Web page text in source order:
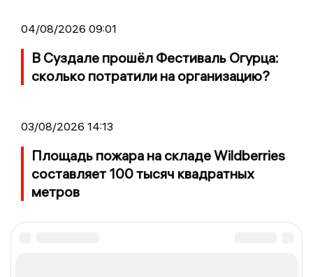
04/08/2026 09:01
В Суздале прошёл Фестиваль Огурца:
сколько потратили на организацию?
03/08/2026 14:13
Площадь пожара на складе Wildberries
составляет 100 тысяч квадратных
метров